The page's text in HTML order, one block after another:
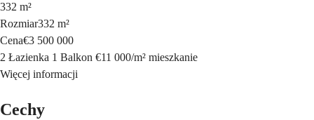
332 m²
Rozmiar332 m²
Cena€3 500 000
2 Łazienka 1 Balkon €11 000/m² mieszkanie
Więcej informacji
Cechy